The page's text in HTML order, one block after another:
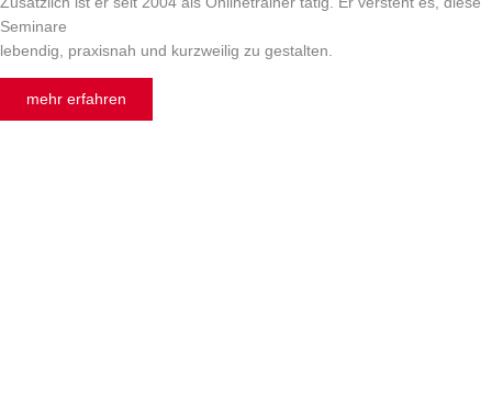
Seminare
lebendig, praxisnah und kurzweilig zu gestalten.
mehr erfahren